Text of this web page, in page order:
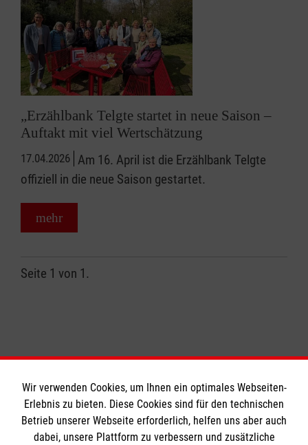
„Erzählbank Telgte startet in neue Saison –
Auftakt mit viel Wertschätzung
17.04.2026 Am 16. April ist die Erzählbank Telgte
offiziell in die neue Saison gestartet.
mehr
Seite 1 von 1.
Informationen
Wir verwenden Cookies, um Ihnen ein optimales Webseiten-
Erlebnis zu bieten. Diese Cookies sind für den technischen
Betrieb unserer Webseite erforderlich, helfen uns aber auch
dabei, unsere Plattform zu verbessern und zusätzliche